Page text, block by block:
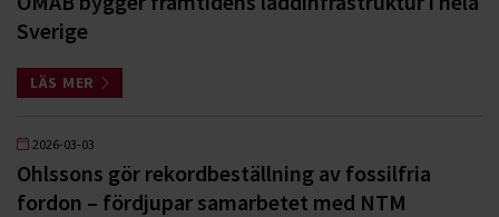
Sverige
LÄS MER
2026-03-03
Ohlssons gör rekordbeställning av fossilfria
fordon – fördjupar samarbetet med NTM